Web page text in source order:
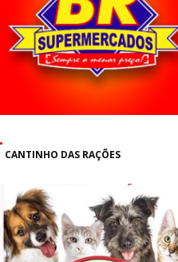
CANTINHO DAS RAÇÕES